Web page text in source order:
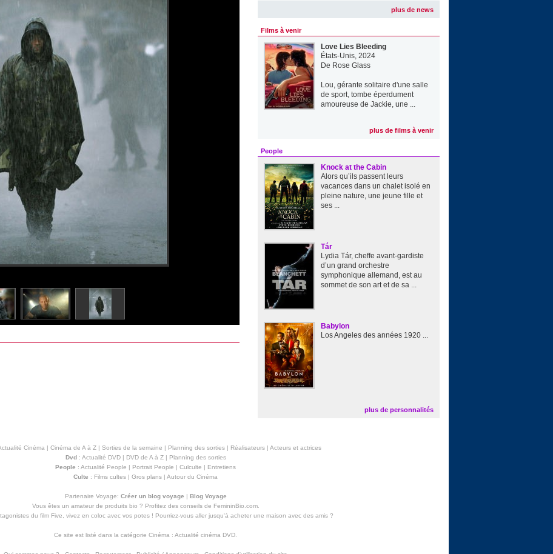
plus de news
Films à venir
Love Lies Bleeding
États-Unis, 2024
De Rose Glass
Lou, gérante solitaire d'une salle
de sport, tombe éperdument
amoureuse de Jackie, une ...
plus de films à venir
People
Knock at the Cabin
Alors qu’ils passent leurs
vacances dans un chalet isolé en
pleine nature, une jeune fille et
ses ...
Tár
Lydia Tár, cheffe avant-gardiste
d’un grand orchestre
symphonique allemand, est au
sommet de son art et de sa ...
Babylon
Los Angeles des années 1920 ...
plus de personnalités
Cinéma | Cinéma de A à Z| Sorties de la semaine | Planning des sorties| Réalisateurs| Acteurs et actrices
Dvd: Actualité DVD| DVD de A à Z| Planning des sorties
People : Actualité People | Portrait People | Culculte | Entretiens
Culte : Films cultes | Gros plans | Autour du Cinéma
Partenaire Voyage: Créer un blog voyage | Blog Voyage
Vous êtes un amateur de produits bio ? Profitez des conseils de FemininBio.com.
du film Five, vivez en coloc avec vos potes ! Pourriez-vous aller jusqu'à acheter une maison avec des amis?
Ce site est listé dans la catégorie Cinéma : Actualité cinéma DVD